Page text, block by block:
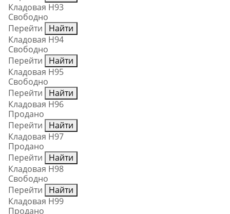
Кладовая Н93
Свободно
Перейти
Найти
Кладовая Н94
Свободно
Перейти
Найти
Кладовая Н95
Свободно
Перейти
Найти
Кладовая Н96
Продано
Перейти
Найти
Кладовая Н97
Продано
Перейти
Найти
Кладовая Н98
Свободно
Перейти
Найти
Кладовая Н99
Продано